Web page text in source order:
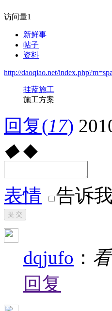
访问量1
新鲜事
帖子
资料
http://daoqiao.net/
挂蓝施工
施工方案
回复(17)
◆ ◆
表情 告诉
提 交
dqjufo ：
回复